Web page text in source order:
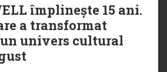
împlinește 15 ani.
a transformat
univers cultural